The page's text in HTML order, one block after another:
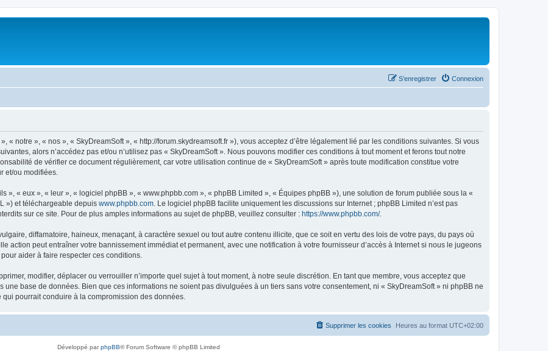
Connexion
S’enregistrer
« notre », « nos », « SkyDreamSoft », « http://forum.skydreamsoft.fr »), vous acceptez d’être légalement lié par les conditions suivantes. Si vous
alors n’accédez pas et/ou n’utilisez pas « SkyDreamSoft ». Nous pouvons modifier ces conditions à tout moment et ferons tout notre
de vérifier ce document régulièrement, car votre utilisation continue de « SkyDreamSoft » après toute modification constitue votre
et/ou modifiées.
», « eux », « leur », « logiciel phpBB », « www.phpbb.com », « phpBB Limited », « Équipes phpBB »), une solution de forum publiée sous la «
») et téléchargeable depuis www.phpbb.com . Le logiciel phpBB facilite uniquement les discussions sur Internet ; phpBB Limited n’est pas
sur ce site. Pour de plus amples informations au sujet de phpBB, veuillez consulter : https://www.phpbb.com/.
diffamatoire, haineux, menaçant, à caractère sexuel ou tout autre contenu illicite, que ce soit en vertu des lois de votre pays, du pays où
action peut entraîner votre bannissement immédiat et permanent, avec une notification à votre fournisseur d’accès à Internet si nous le jugeons
aider à faire respecter ces conditions.
modifier, déplacer ou verrouiller n’importe quel sujet à tout moment, à notre seule discrétion. En tant que membre, vous acceptez que
base de données. Bien que ces informations ne soient pas divulguées à un tiers sans votre consentement, ni « SkyDreamSoft » ni phpBB ne
pourrait conduire à la compromission des données.
Heures au format UTC+02:00
Supprimer les cookies
Développé parphpBB® Forum Software © phpBB Limited